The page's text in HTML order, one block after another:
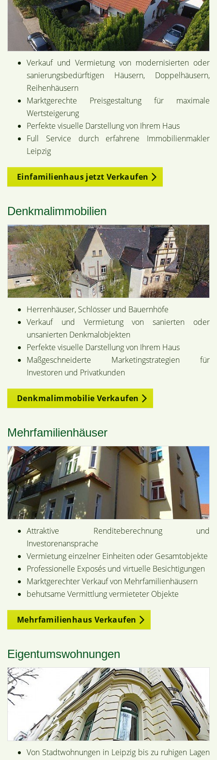
Verkauf und Vermietung von modernisierten oder
sanierungsbedürftigen Häusern, Doppelhäusern,
Reihenhäusern
Marktgerechte Preisgestaltung für maximale
Wertsteigerung
Perfekte visuelle Darstellung von Ihrem Haus
Full Service durch erfahrene Immobilienmakler
Leipzig
Einfamilienhaus jetzt Verkaufen
Denkmalimmobilien
Herrenhäuser, Schlösser und Bauernhöfe
Verkauf und Vermietung von sanierten oder
unsanierten Denkmalobjekten
Perfekte visuelle Darstellung von Ihrem Haus
Maßgeschneiderte Marketingstrategien für
Investoren und Privatkunden
Denkmalimmobilie Verkaufen
Mehrfamilienhäuser
Attraktive Renditeberechnung und
Investorenansprache
Vermietung einzelner Einheiten oder Gesamtobjekte
Professionelle Exposés und virtuelle Besichtigungen
Marktgerechter Verkauf von Mehrfamilienhäusern
behutsame Vermittlung vermieteter Objekte
Mehrfamilienhaus Verkaufen
Eigentumswohnungen
Von Stadtwohnungen in Leipzig bis zu ruhigen Lagen